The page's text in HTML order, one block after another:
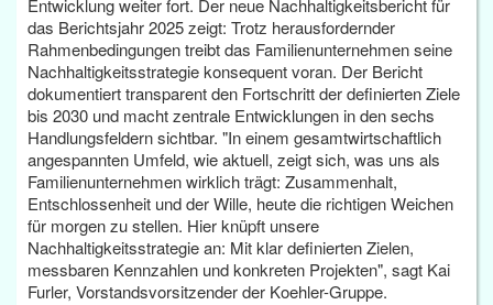
Entwicklung weiter fort. Der neue Nachhaltigkeitsbericht für
das Berichtsjahr 2025 zeigt: Trotz herausfordernder
Rahmenbedingungen treibt das Familienunternehmen seine
Nachhaltigkeitsstrategie konsequent voran. Der Bericht
dokumentiert transparent den Fortschritt der definierten Ziele
bis 2030 und macht zentrale Entwicklungen in den sechs
Handlungsfeldern sichtbar. "In einem gesamtwirtschaftlich
angespannten Umfeld, wie aktuell, zeigt sich, was uns als
Familienunternehmen wirklich trägt: Zusammenhalt,
Entschlossenheit und der Wille, heute die richtigen Weichen
für morgen zu stellen. Hier knüpft unsere
Nachhaltigkeitsstrategie an: Mit klar definierten Zielen,
messbaren Kennzahlen und konkreten Projekten", sagt Kai
Furler, Vorstandsvorsitzender der Koehler-Gruppe.